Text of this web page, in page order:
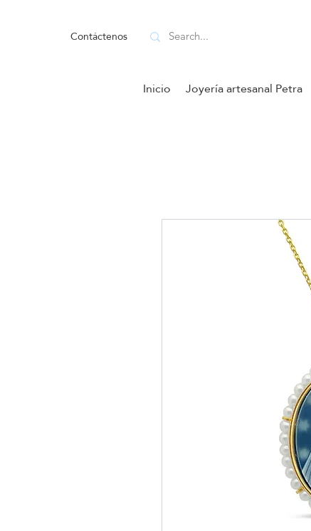
Contáctenos
Inicio Joyería artesanal Petra